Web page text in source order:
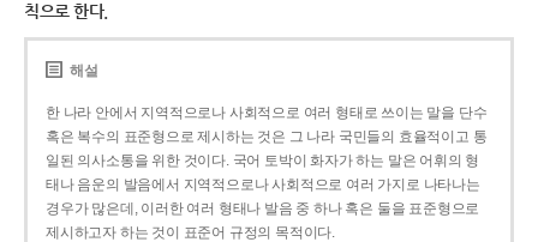
칙으로 한다.
해설
한 나라 안에서 지역적으로나 사회적으로 여러 형태로 쓰이는 말을 단수
혹은 복수의 표준형으로 제시하는 것은 그 나라 국민들의 효율적이고 통
일된 의사소통을 위한 것이다. 국어 토박이 화자가 하는 말은 어휘의 형
태나 음운의 발음에서 지역적으로나 사회적으로 여러 가지로 나타나는
경우가 많은데, 이러한 여러 형태나 발음 중 하나 혹은 둘을 표준형으로
제시하고자 하는 것이 표준어 규정의 목적이다.